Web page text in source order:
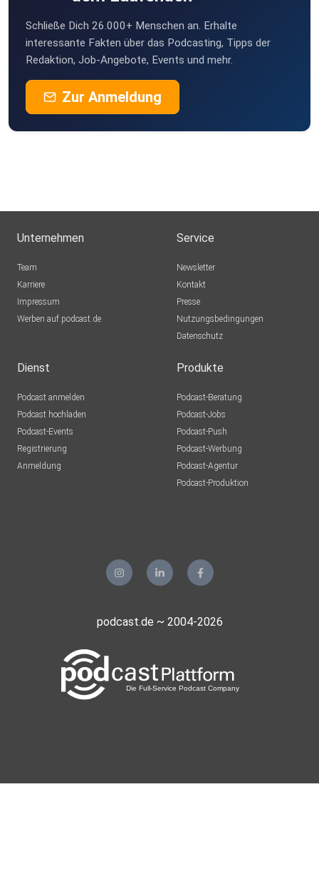
Schließe Dich 26.000+ Menschen an. Erhalte
interessante Fakten über das Podcasting, Tipps der
Redaktion, Job-Angebote, Events und mehr.
Zur Anmeldung
Unternehmen
Team
Karriere
Impressum
Werben auf podcast.de
Service
Newsletter
Kontakt
Presse
Nutzungsbedingungen
Datenschutz
Dienst
Podcast anmelden
Podcast hochladen
Podcast-Events
Registrierung
Anmeldung
Produkte
Podcast-Beratung
Podcast-Jobs
Podcast-Push
Podcast-Werbung
Podcast-Agentur
Podcast-Produktion
podcast.de ~ 2004-2026